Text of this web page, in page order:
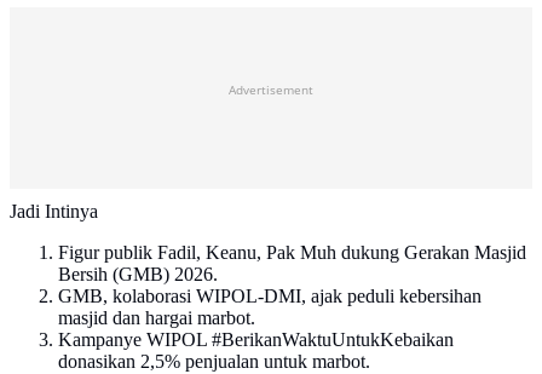
Advertisement
Jadi Intinya
Figur publik Fadil, Keanu, Pak Muh dukung Gerakan Masjid
Bersih (GMB) 2026.
GMB, kolaborasi WIPOL-DMI, ajak peduli kebersihan
masjid dan hargai marbot.
Kampanye WIPOL #BerikanWaktuUntukKebaikan
donasikan 2,5% penjualan untuk marbot.